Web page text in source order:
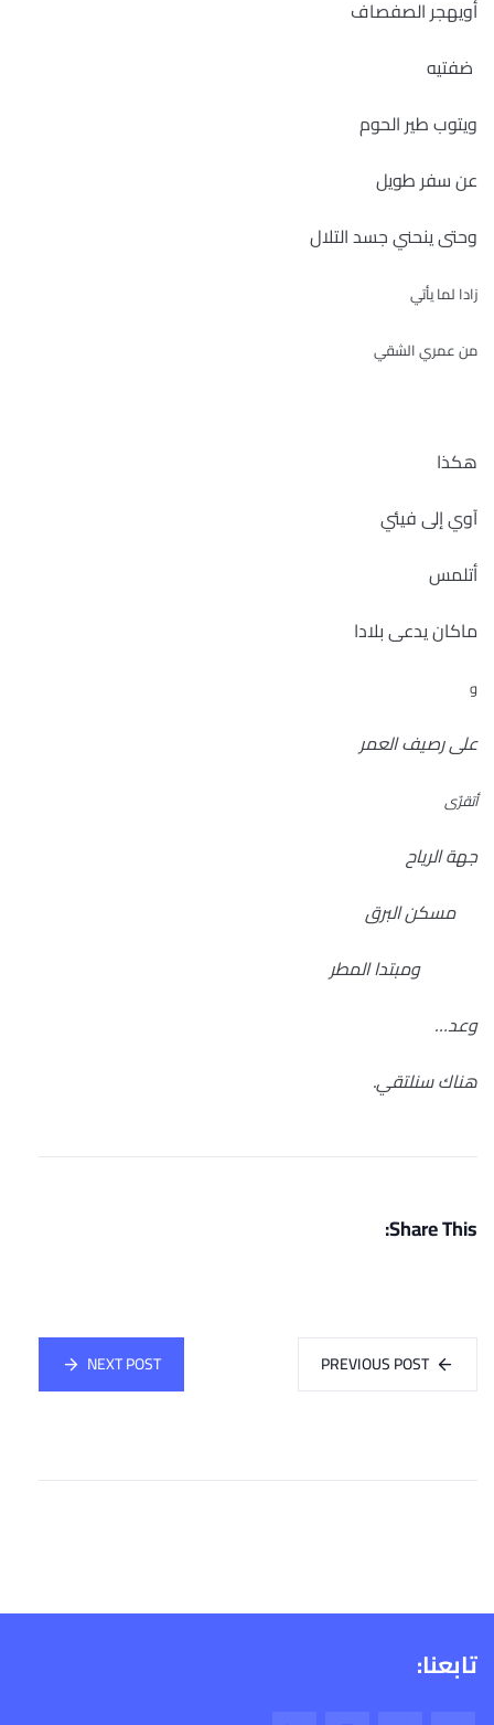
أويهجر الصفصاف
ضفتيه
ويتوب طير الحوم
عن سفر طويل
وحتى ينحني جسد التلال
زادا لما يأتي
من عمري الشقي
هكذا
آوي إلى فيئي
أتلمس
ماكان يدعى بلادا
و
على رصيف العمر
أتقرّى
جهة الرياح
مسكن البرق
ومبتدا المطر
وعد…
هناك سنلتقي.
Share This:
PREVIOUS POST
NEXT POST
تابعنا: